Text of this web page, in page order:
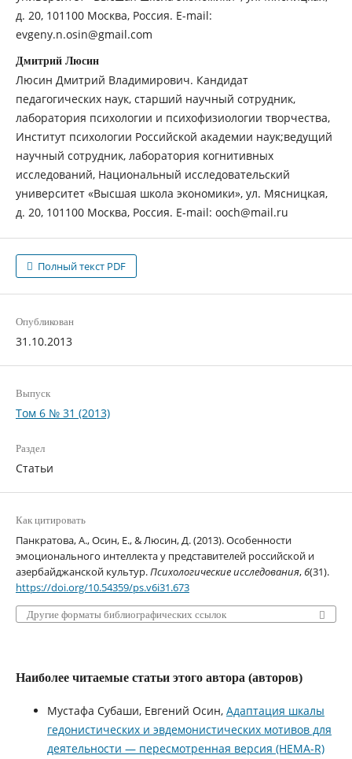
д. 20, 101100 Москва, Россия. E-mail:
evgeny.n.osin@gmail.com
Дмитрий Люсин
Люсин Дмитрий Владимирович. Кандидат
педагогических наук, старший научный сотрудник,
лаборатория психологии и психофизиологии творчества,
Институт психологии Российской академии наук;ведущий
научный сотрудник, лаборатория когнитивных
исследований, Национальный исследовательский
университет «Высшая школа экономики», ул. Мясницкая,
д. 20, 101100 Москва, Россия. E-mail: ooch@mail.ru
Полный текст PDF
Опубликован
31.10.2013
Выпуск
Том 6 № 31 (2013)
Раздел
Статьи
Как цитировать
Панкратова, А., Осин, Е., & Люсин, Д. (2013). Особенности
эмоционального интеллекта у представителей российской и
азербайджанской культур.Психологические исследования,6(31).
https://doi.org/10.54359/ps.v6i31.673
Другие форматы библиографических ссылок
Наиболее читаемые статьи этого автора (авторов)
Мустафа Субаши, Евгений Осин, Адаптация шкалы
гедонистических и эвдемонистических мотивов для
деятельности — пересмотренная версия (HEMA-R)